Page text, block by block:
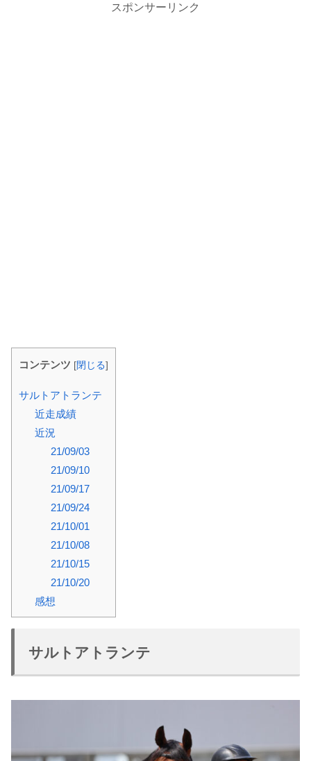
スポンサーリンク
コンテンツ [閉じる]
サルトアトランテ
近走成績
近況
21/09/03
21/09/10
21/09/17
21/09/24
21/10/01
21/10/08
21/10/15
21/10/20
感想
サルトアトランテ